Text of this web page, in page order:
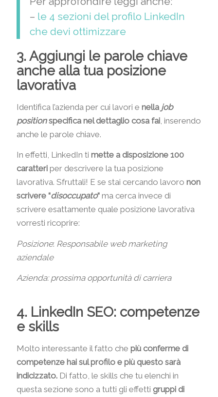
– le 4 sezioni del profilo LinkedIn
che devi ottimizzare
3. Aggiungi le parole chiave
anche alla tua posizione
lavorativa
Identifica l’azienda per cui lavori e nella job
positionspecifica nel dettaglio cosa fai, inserendo
anche le parole chiave.
In effetti, LinkedIn ti mette a disposizione 100
caratteri per descrivere la tua posizione
lavorativa. Sfruttali! E se stai cercando lavoro non
scrivere “disoccupato“ma cerca invece di
scrivere esattamente quale posizione lavorativa
vorresti ricoprire:
Posizione: Responsabile web marketing
aziendale
Azienda: prossima opportunità di carriera
4. LinkedIn SEO: competenze
e skills
Molto interessante il fatto che più conferme di
competenze hai sul profilo e più questo sarà
indicizzato.Di fatto, le skills che tu elenchi in
questa sezione sono a tutti gli effetti gruppi di